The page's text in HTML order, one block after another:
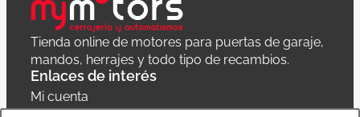
Tienda online de motores para puertas de garaje,
mandos, herrajes y todo tipo de recambios.
Enlaces de interés
Mi cuenta